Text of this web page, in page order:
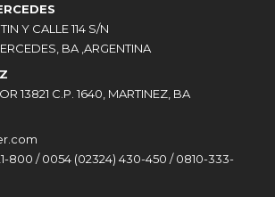
Y CALLE 114 S/N
BA ,ARGENTINA
13821 C.P. 1640, MARTINEZ, BA
800 / 0054 (02324) 430-450 / 0810-333-